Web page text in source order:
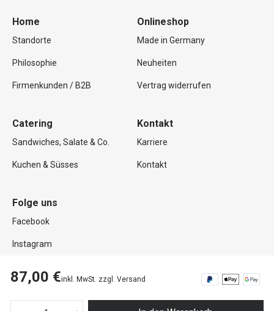
87,00 €inkl. MwSt. zzgl. Versand
Home
Standorte
Philosophie
Firmenkunden / B2B
Onlineshop
Made in Germany
Neuheiten
Vertrag widerrufen
Catering
Sandwiches, Salate & Co.
Kuchen & Süsses
Kontakt
Karriere
Kontakt
Folge uns
Facebook
Instagram